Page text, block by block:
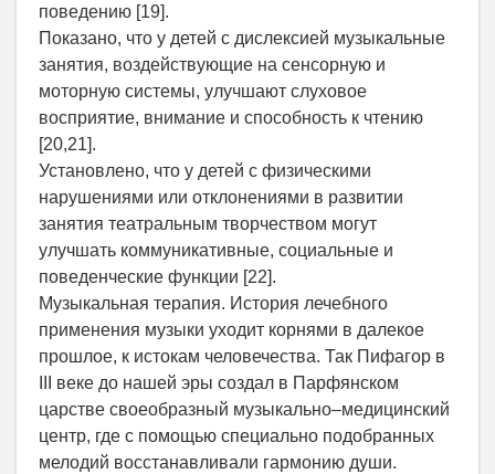
поведению [19].
Показано, что у детей с дислексией музыкальные
занятия, воздействующие на сенсорную и
моторную системы, улучшают слуховое
восприятие, внимание и способность к чтению
[20,21].
Установлено, что у детей с физическими
нарушениями или отклонениями в развитии
занятия театральным творчеством могут
улучшать коммуникативные, социальные и
поведенческие функции [22].
Музыкальная терапия. История лечебного
применения музыки уходит корнями в далекое
прошлое, к истокам человечества. Так Пифагор в
III веке до нашей эры создал в Парфянском
царстве своеобразный музыкально–медицинский
центр, где с помощью специально подобранных
мелодий восстанавливали гармонию души.